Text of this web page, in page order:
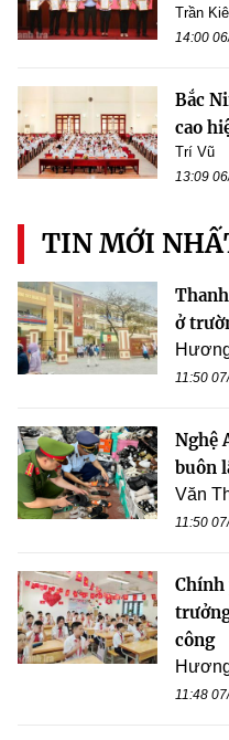
Trần
14:00
Bắc
cao
Trí Vũ
13:09
TIN MỚI
ở
11:50
Nghệ
buôn
Văn
11:50
Chính
công
11:48